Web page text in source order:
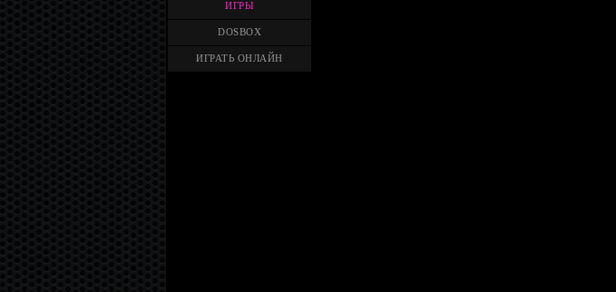
ИГРЫ
DOSBOX
ИГРАТЬ ОНЛАЙН